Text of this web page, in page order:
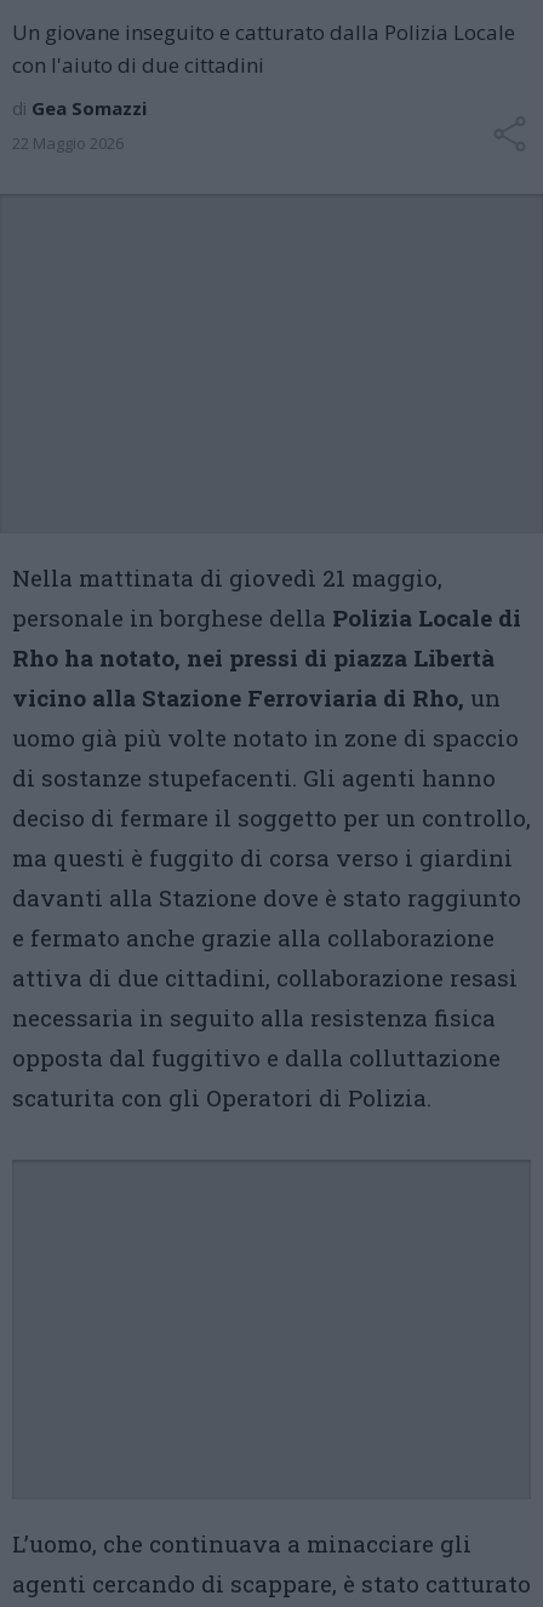
Un giovane inseguito e catturato dalla Polizia Locale
con l'aiuto di due cittadini
di Gea Somazzi
22 Maggio 2026
Nella mattinata di giovedì 21 maggio,
personale in borghese della Polizia Locale di
Rho ha notato, nei pressi di piazza Libertà
vicino alla Stazione Ferroviaria di Rho, un
uomo già più volte notato in zone di spaccio
di sostanze stupefacenti. Gli agenti hanno
deciso di fermare il soggetto per un controllo,
ma questi è fuggito di corsa verso i giardini
davanti alla Stazione dove è stato raggiunto
e fermato anche grazie alla collaborazione
attiva di due cittadini, collaborazione resasi
necessaria in seguito alla resistenza fisica
opposta dal fuggitivo e dalla colluttazione
scaturita con gli Operatori di Polizia.
L’uomo, che continuava a minacciare gli
agenti cercando di scappare, è stato catturato